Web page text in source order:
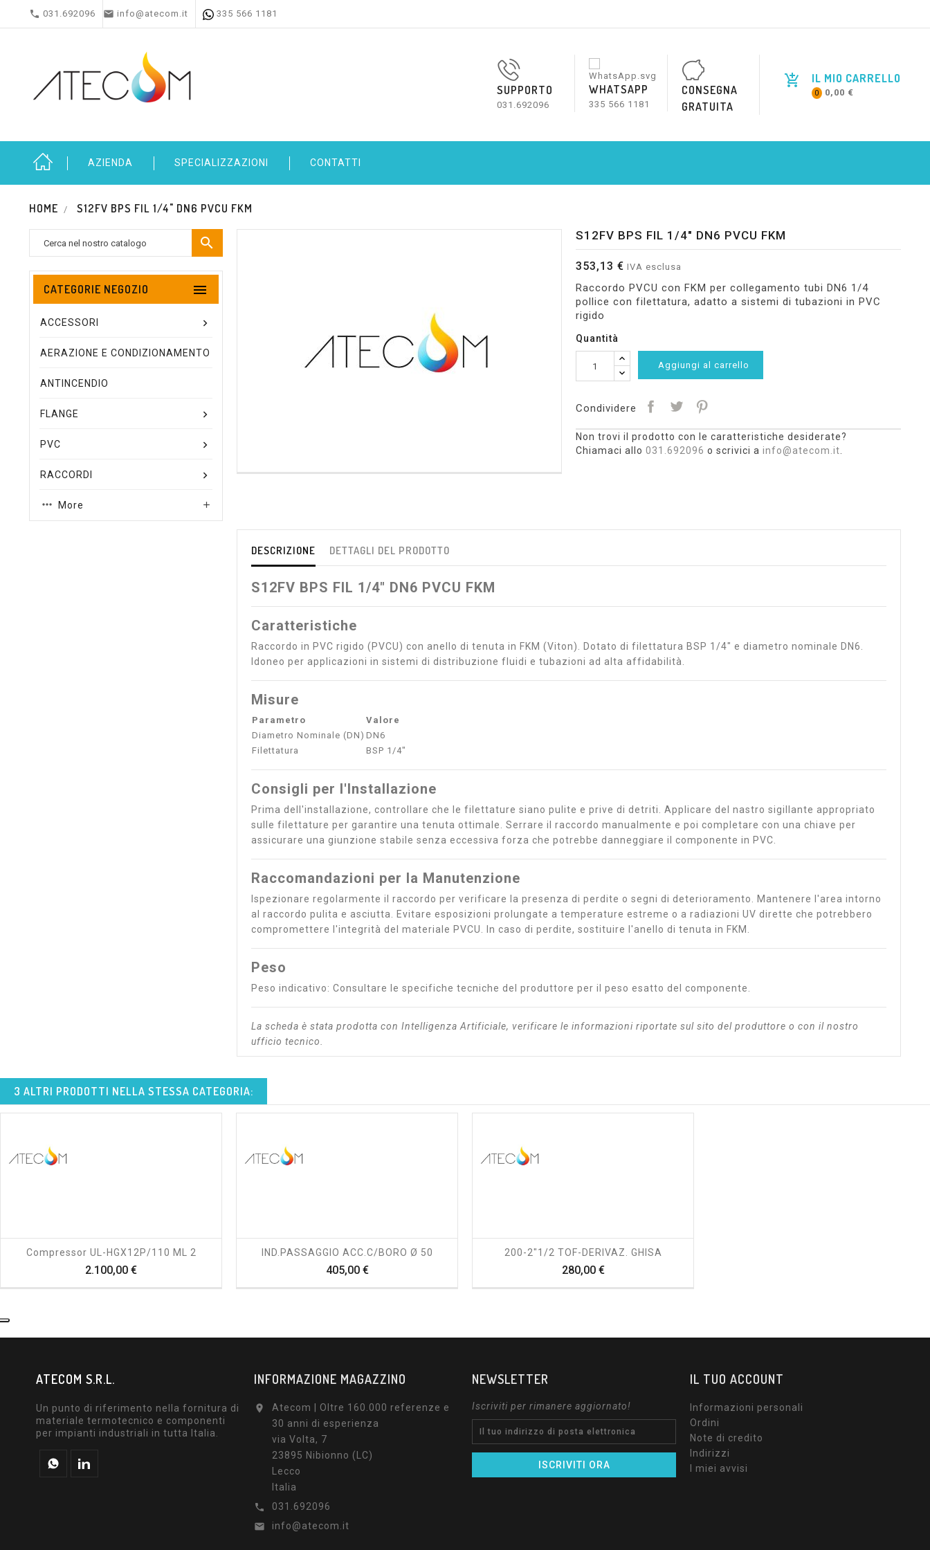
 031.692096  info@atecom.it 335 566 1181
IL MIO CARRELLO
0 0,00 €
SUPPORTO
031.692096
WHATSAPP
335 566 1181
CONSEGNA
GRATUITA
AZIENDA SPECIALIZZAZIONI CONTATTI
HOME S12FV BPS FIL 1/4" DN6 PVCU FKM

CATEGORIE NEGOZIO 
ACCESSORI
AERAZIONE E CONDIZIONAMENTO
ANTINCENDIO
FLANGE
PVC
RACCORDI
More 
S12FV BPS FIL 1/4" DN6 PVCU FKM
353,13 € IVA esclusa
Raccordo PVCU con FKM per collegamento tubi DN6 1/4
pollice con filettatura, adatto a sistemi di tubazioni in PVC
rigido
Quantità
Aggiungi al carrello
Condividere
Non trovi il prodotto con le caratteristiche desiderate?
Chiamaci allo 031.692096 o scrivici a info@atecom.it
DESCRIZIONE DETTAGLI DEL PRODOTTO
S12FV BPS FIL 1/4" DN6 PVCU FKM
Caratteristiche
Raccordo in PVC rigido (PVCU) con anello di tenuta in FKM (Viton). Dotato di filettatura BSP 1/4" e diametro nominale DN6.
Idoneo per applicazioni in sistemi di distribuzione fluidi e tubazioni ad alta affidabilità.
Misure
Parametro
Valore
Diametro Nominale (DN) DN6
Filettatura
BSP 1/4"
Consigli per l'Installazione
Prima dell'installazione, controllare che le filettature siano pulite e prive di detriti. Applicare del nastro sigillante appropriato
sulle filettature per garantire una tenuta ottimale. Serrare il raccordo manualmente e poi completare con una chiave per
assicurare una giunzione stabile senza eccessiva forza che potrebbe danneggiare il componente in PVC.
Raccomandazioni per la Manutenzione
Ispezionare regolarmente il raccordo per verificare la presenza di perdite o segni di deterioramento. Mantenere l'area intorno
al raccordo pulita e asciutta. Evitare esposizioni prolungate a temperature estreme o a radiazioni UV dirette che potrebbero
compromettere l'integrità del materiale PVCU. In caso di perdite, sostituire l'anello di tenuta in FKM.
Peso
Peso indicativo: Consultare le specifiche tecniche del produttore per il peso esatto del componente.
La scheda è stata prodotta con Intelligenza Artificiale, verificare le informazioni riportate sul sito del produttore o con il nostro
ufficio tecnico.
3 ALTRI PRODOTTI NELLA STESSA CATEGORIA:
Compressor UL-HGX12P/110 ML 2
2.100,00 €Prezzo
IND.PASSAGGIO ACC.C/BORO Ø 50
405,00 €Prezzo
200-2"1/2 TOF-DERIVAZ. GHISA
280,00 €Prezzo
ATECOM S.R.L.
Un punto di riferimento nella fornitura di
materiale termotecnico e componenti
per impianti industriali in tutta Italia.
INFORMAZIONE MAGAZZINO

Atecom | Oltre 160.000 referenze e
30 anni di esperienza
via Volta, 7
23895 Nibionno (LC)
Lecco
Italia

031.692096

info@atecom.it
NEWSLETTER
Iscriviti per rimanere aggiornato!
IL TUO ACCOUNT
Informazioni personali
Ordini
Note di credito
Indirizzi
I miei avvisi